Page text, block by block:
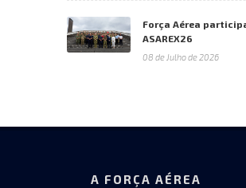
Força Aérea
ASAREX26
08 de Julho de 2026
A FORÇA AÉREA